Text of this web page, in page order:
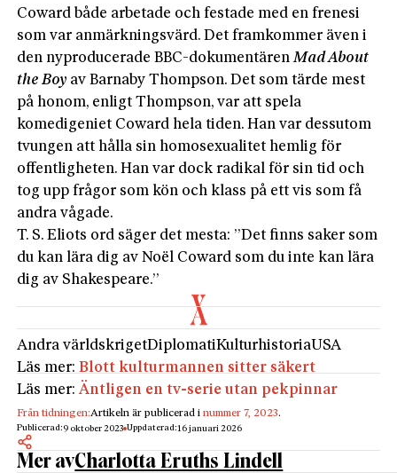
Coward både arbetade och festade med en frenesi
som var anmärkningsvärd. Det framkommer även i
den nyproducerade BBC-dokumentärenMad About
the Boy av Barnaby Thompson. Det som tärde mest
på honom, enligt Thompson, var att spela
komedigeniet Coward hela tiden. Han var dessutom
tvungen att hålla sin homosexualitet hemlig för
offentligheten. Han var dock radikal för sin tid och
tog upp frågor som kön och klass på ett vis som få
andra vågade.
T. S. Eliots ord säger det mesta: ”Det finns saker som
du kan lära dig av Noël Coward som du inte kan lära
dig av Shake­speare.”
Andra världskrigetDiplomatiKulturhistoriaUSA
Läs mer:Blott kulturmannen sitter säkert
Läs mer:Äntligen en tv-serie utan pekpinnar
Från tidningen:Artikeln är publicerad inummer 7, 2023.
Publicerad:9 oktober 2023 Uppdaterad:16 januari 2026
Mer avCharlotta Eruths Lindell